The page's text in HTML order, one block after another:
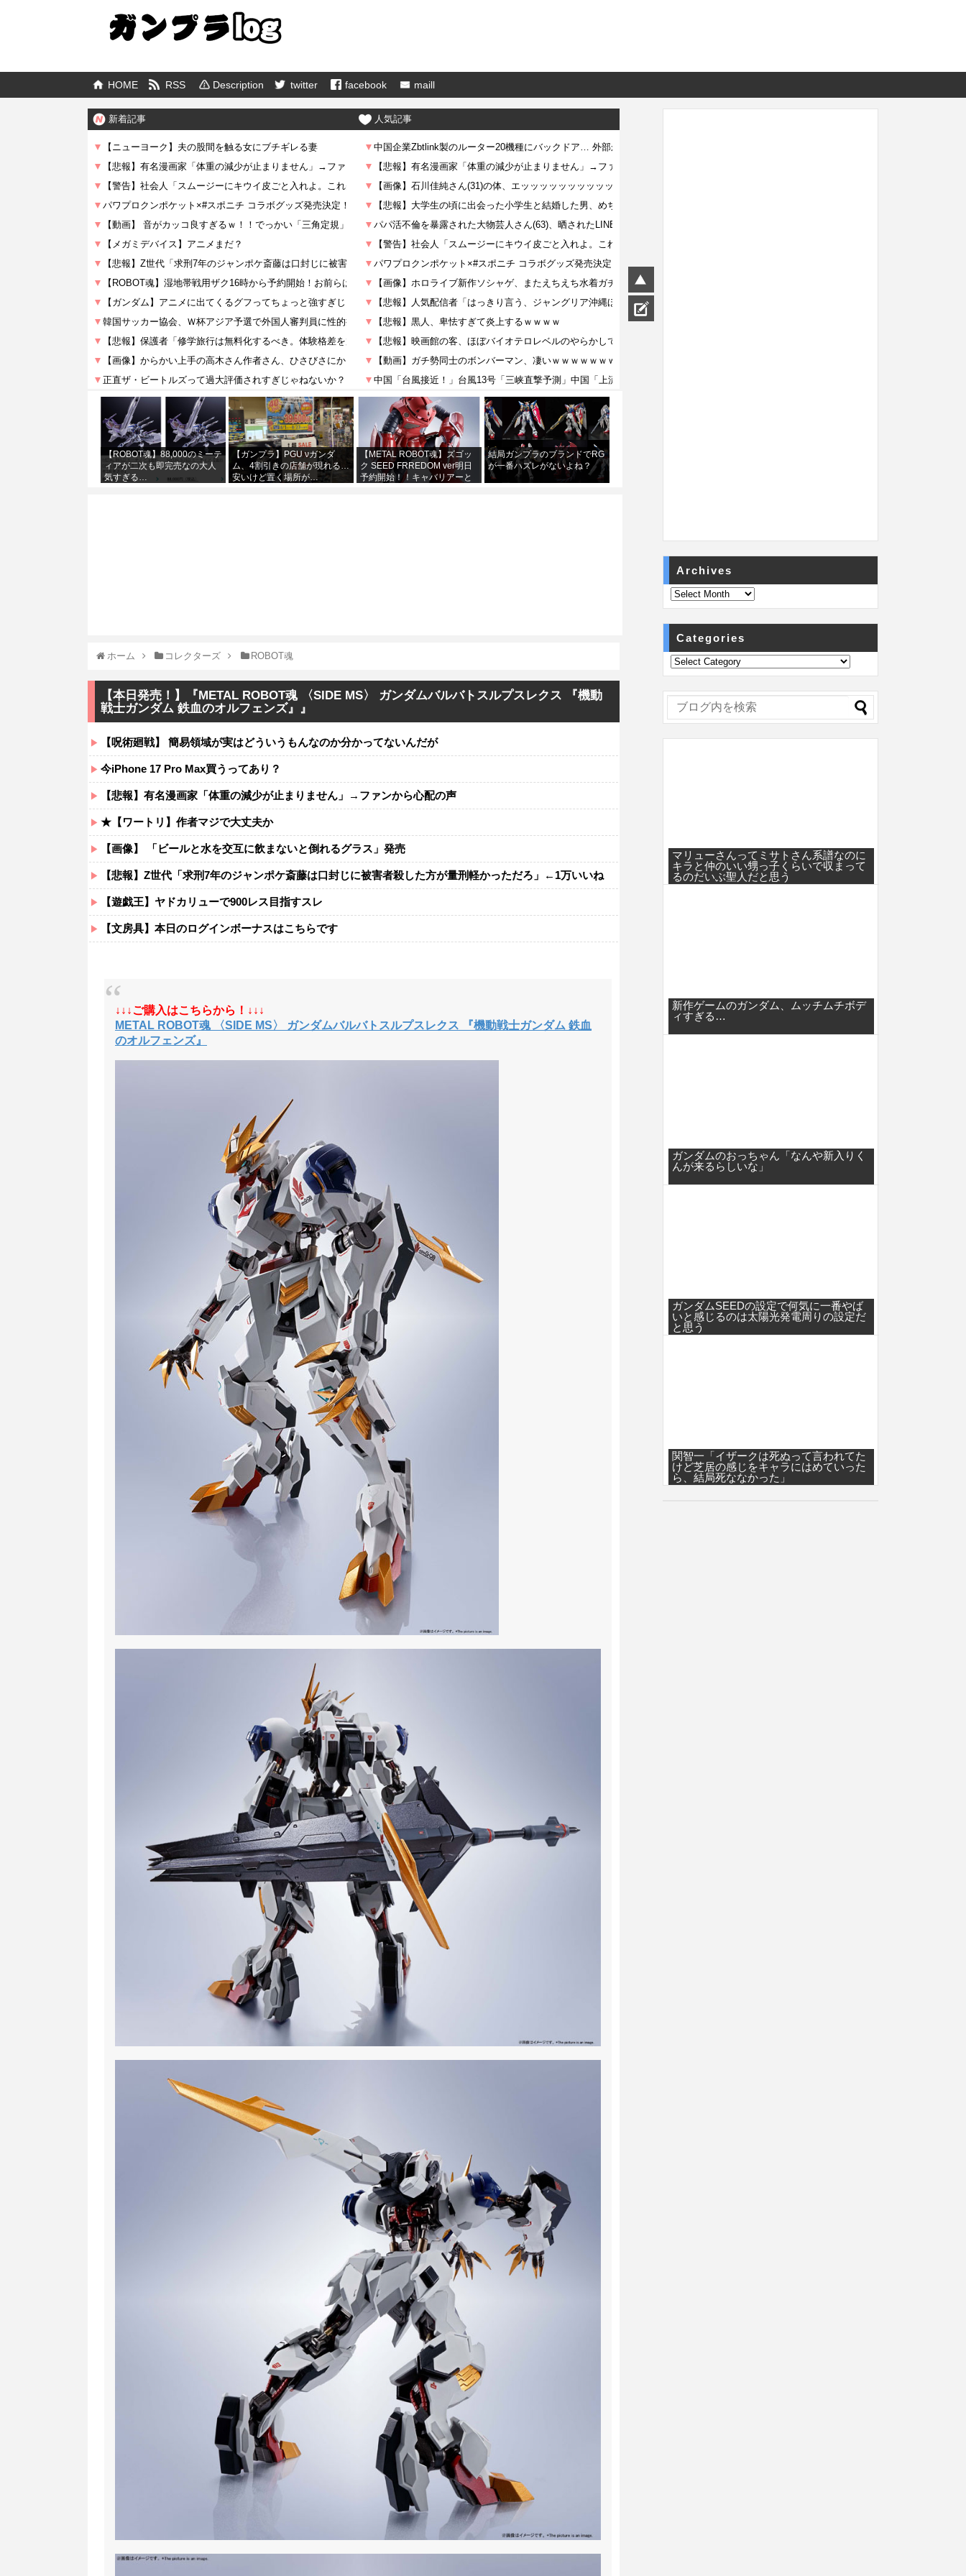
HOME RSS Description twitter facebook maill
新着記事 人気記事
【ROBOT魂】88,000のミーテ
ィアが二次も即完売なの大人
気すぎる…
【ガンプラ】PGU νガンダ
ム、4割引きの店舗が現れる…
安いけど置く場所が…
【METAL ROBOT魂】ズゴッ
ク SEED FRREDOM ver明日
予約開始！！キャバリアーと
結局ガンプラのブランドでRG
が一番ハズレがないよね？
ホーム コレクターズ ROBOT魂
【本日発売！】『METAL ROBOT魂 〈SIDE MS〉 ガンダムバルバトスルプスレクス 『機動
戦士ガンダム 鉄血のオルフェンズ』』
【呪術廻戦】 簡易領域が実はどういうもんなのか分かってないんだが
今iPhone 17 Pro Max買うってあり？
【悲報】有名漫画家「体重の減少が止まりません」→ファンから心配の声
★【ワートリ】作者マジで大丈夫か
【画像】 「ビールと水を交互に飲まないと倒れるグラス」発売
【悲報】Z世代「求刑7年のジャンポケ斎藤は口封じに被害者殺した方が量刑軽かっただろ」←1万いいね
【遊戯王】ヤドカリューで900レス目指すスレ
【文房具】本日のログインボーナスはこちらです
↓↓↓ご購入はこちらから！↓↓↓
METAL ROBOT魂 〈SIDE MS〉 ガンダムバルバトスルプスレクス 『機動戦士ガンダム 鉄血
のオルフェンズ』
Archives
Categories
マリューさんってミサトさん系譜なのに
キラと仲のいい甥っ子くらいで収まって
るのだいぶ聖人だと思う
新作ゲームのガンダム、ムッチムチボデ
ィすぎる…
ガンダムのおっちゃん「なんや新入りく
んが来るらしいな」
ガンダムSEEDの設定で何気に一番やば
いと感じるのは太陽光発電周りの設定だ
と思う
関智一「イザークは死ぬって言われてた
けど芝居の感じをキャラにはめていった
ら、結局死ななかった」